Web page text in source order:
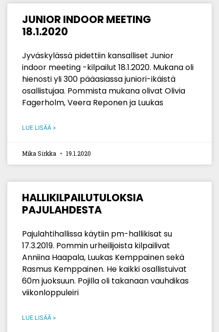
JUNIOR INDOOR MEETING
18.1.2020
Jyväskylässä pidettiin kansalliset Junior
indoor meeting -kilpailut 18.1.2020. Mukana oli
hienosti yli 300 pääasiassa juniori-ikäistä
osallistujaa. Pommista mukana olivat Olivia
Fagerholm, Veera Reponen ja Luukas
LUE LISÄÄ »
Mika Sirkka 19.1.2020
HALLIKILPAILUTULOKSIA
PAJULAHDESTA
Pajulahtihallissa käytiin pm-hallikisat su
17.3.2019. Pommin urheilijoista kilpailivat
Anniina Haapala, Luukas Kemppainen sekä
Rasmus Kemppainen. He kaikki osallistuivat
60m juoksuun. Pojilla oli takanaan vauhdikas
viikonloppuleiri
LUE LISÄÄ »